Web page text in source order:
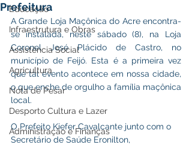
Educação
Infraestrutura e Obras
Assistência Social
Agricultura
Nota de Pesar
Desporto Cultura e Lazer
Administração e Finanças
Prefeitura
A Grande Loja Maçônica do Acre encontra-
se instalada, neste sábado (8), na Loja
Coronel José Plácido de Castro, no
município de Feijó. Esta é a primeira vez
que tal evento acontece em nossa cidade,
o que enche de orgulho a família maçônica
local.
O Prefeito Kiefer Cavalcante junto com o
Secretário de Saúde Eronilton,